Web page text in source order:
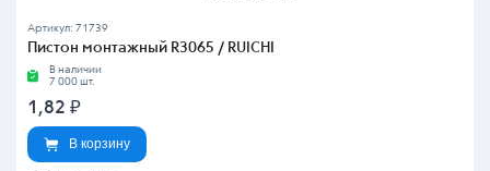
Артикул: 71739
Пистон монтажный R3065 / RUICHI
В наличии
7 000 шт.
1,82 ₽
В корзину